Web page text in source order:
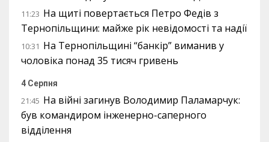
11:23 На щиті повертається Петро Федів з
Тернопільщини: майже рік невідомості та надії
10:31 На Тернопільщині “банкір” виманив у
чоловіка понад 35 тисяч гривень
4 Серпня
21:45 На війні загинув Володимир Паламарчук:
був командиром інженерно-саперного
відділення